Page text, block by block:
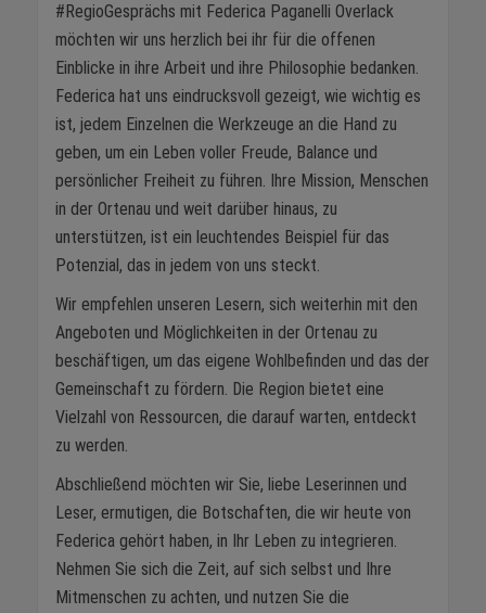
#RegioGesprächs mit Federica Paganelli Overlack
möchten wir uns herzlich bei ihr für die offenen
Einblicke in ihre Arbeit und ihre Philosophie bedanken.
Federica hat uns eindrucksvoll gezeigt, wie wichtig es
ist, jedem Einzelnen die Werkzeuge an die Hand zu
geben, um ein Leben voller Freude, Balance und
persönlicher Freiheit zu führen. Ihre Mission, Menschen
in der Ortenau und weit darüber hinaus, zu
unterstützen, ist ein leuchtendes Beispiel für das
Potenzial, das in jedem von uns steckt.
Wir empfehlen unseren Lesern, sich weiterhin mit den
Angeboten und Möglichkeiten in der Ortenau zu
beschäftigen, um das eigene Wohlbefinden und das der
Gemeinschaft zu fördern. Die Region bietet eine
Vielzahl von Ressourcen, die darauf warten, entdeckt
zu werden.
Abschließend möchten wir Sie, liebe Leserinnen und
Leser, ermutigen, die Botschaften, die wir heute von
Federica gehört haben, in Ihr Leben zu integrieren.
Nehmen Sie sich die Zeit, auf sich selbst und Ihre
Mitmenschen zu achten, und nutzen Sie die